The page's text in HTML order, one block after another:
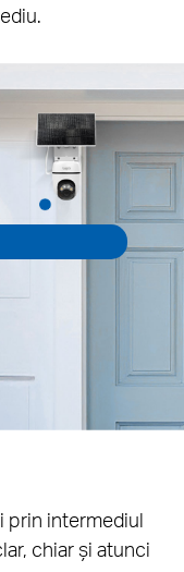
prin intermediul
chiar și atunci